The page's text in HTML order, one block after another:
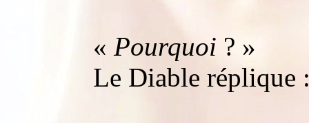
«Pourquoi ? »
Le Diable réplique